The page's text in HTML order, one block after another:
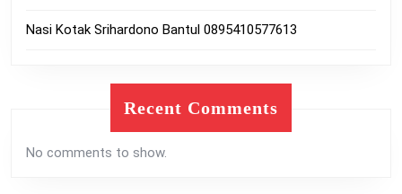
Nasi Kotak Srihardono Bantul 0895410577613
Recent Comments
No comments to show.